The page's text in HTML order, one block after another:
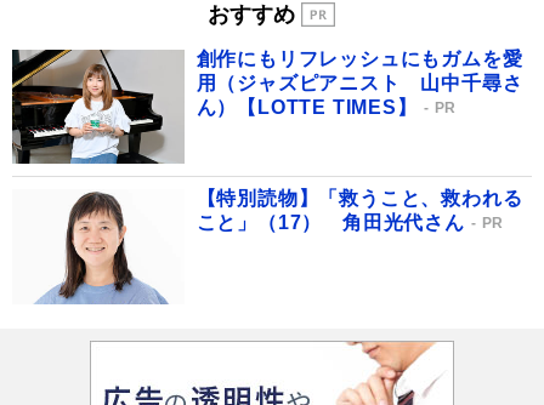
おすすめ
創作にもリフレッシュにもガムを愛
用（ジャズピアニスト 山中千尋さ
ん）【LOTTE TIMES】
PR
【特別読物】「救うこと、救われる
こと」（17） 角田光代さん
PR